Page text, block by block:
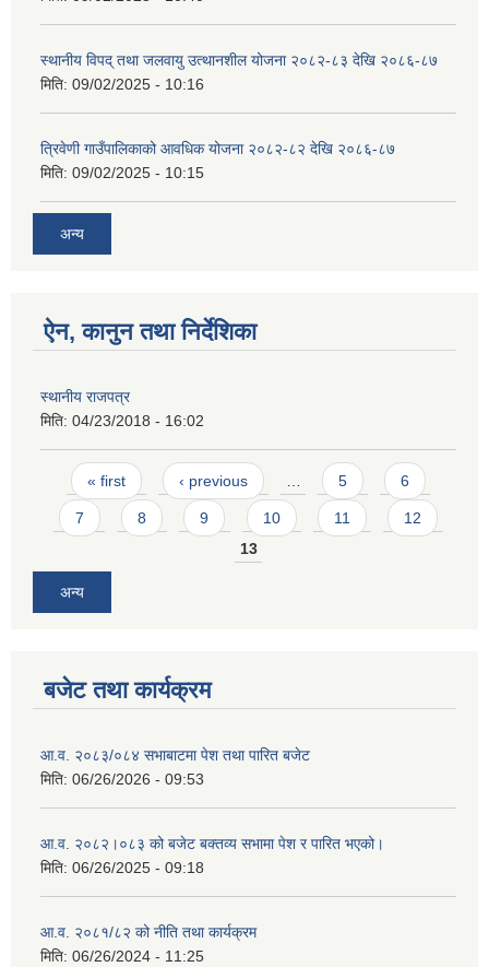
स्थानीय विपद् तथा जलवायु उत्थानशील योजना २०८२-८३ देखि २०८६-८७
मिति: 09/02/2025 - 10:16
त्रिवेणी गाउँपालिकाको आवधिक योजना २०८२-८२ देखि २०८६-८७
मिति: 09/02/2025 - 10:15
अन्य
ऐन, कानुन तथा निर्देशिका
स्थानीय राजपत्र
मिति: 04/23/2018 - 16:02
Pages
« first ‹ previous 5 6
7 8 9 10 11
12
13
अन्य
बजेट तथा कार्यक्रम
आ.व. २०८३/०८४ सभाबाटमा पेश तथा पारित बजेट
मिति: 06/26/2026 - 09:53
आ‍.व. २०८२।०८३ को बजेट बक्तव्य सभामा पेश र पारित भएको।
मिति: 06/26/2025 - 09:18
आ.व. २०८१/८२ को नीति तथा कार्यक्रम
मिति: 06/26/2024 - 11:25